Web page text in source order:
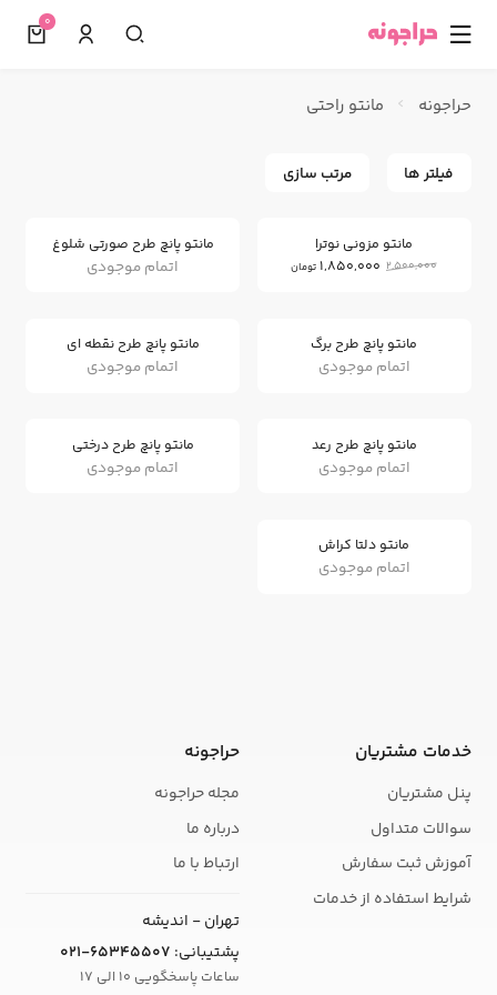
☰
0
حراجونه مانتو راحتی
فیلتر ها مرتب سازی
مانتو مزونی نوترا
2,500,000
1,850,000 تومان
مانتو پانچ طرح صورتی شلوغ
اتمام موجودی
مانتو پانچ طرح برگ
اتمام موجودی
مانتو پانچ طرح نقطه ای
اتمام موجودی
مانتو پانچ طرح رعد
اتمام موجودی
مانتو پانچ طرح درختی
اتمام موجودی
مانتو دلتا کراش
اتمام موجودی
خدمات مشتریان
پنل مشتریان
سوالات متداول
آموزش ثبت سفارش
شرایط استفاده از خدمات
حراجونه
مجله حراجونه
درباره ما
ارتباط با ما
تهران - اندیشه
پشتیبانی: 021-65345507
ساعات پاسخگویی 10 الی 17